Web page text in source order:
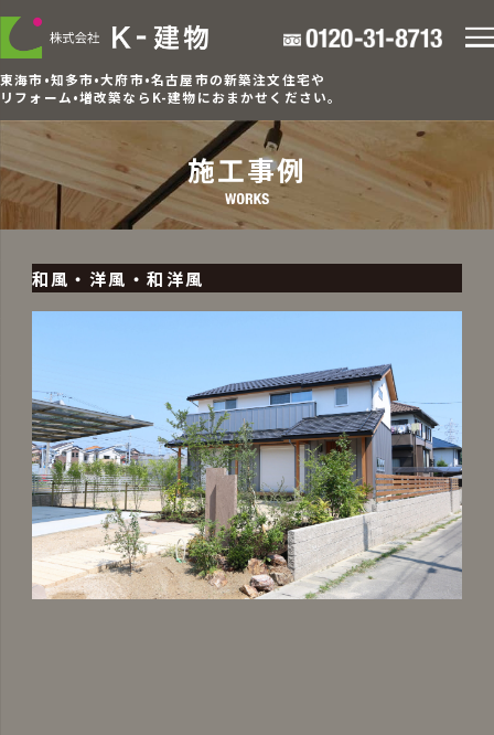
東海市•知多市•大府市•名古屋市の新築注文住宅や
リフォーム•増改築ならK-建物におまかせください。
施工事例
和風・洋風・和洋風